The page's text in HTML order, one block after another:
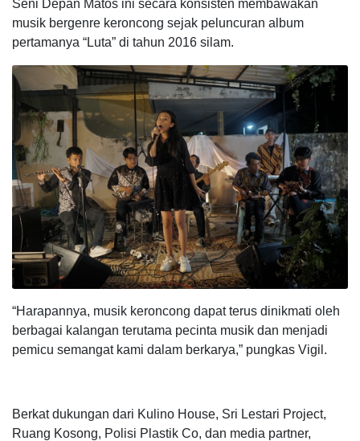
Seni Depan Matos ini secara konsisten membawakan
musik bergenre keroncong sejak peluncuran album
pertamanya “Luta” di tahun 2016 silam.
“Harapannya, musik keroncong dapat terus dinikmati oleh
berbagai kalangan terutama pecinta musik dan menjadi
pemicu semangat kami dalam berkarya,” pungkas Vigil.
Berkat dukungan dari Kulino House, Sri Lestari Project,
Ruang Kosong, Polisi Plastik Co, dan media partner,